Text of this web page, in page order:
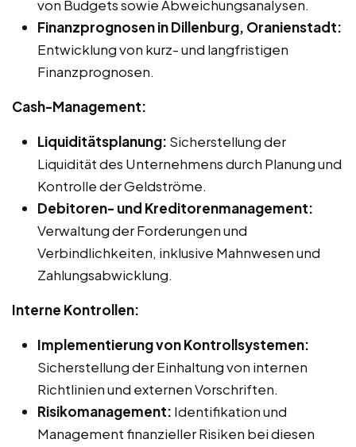
von Budgets sowie Abweichungsanalysen.
Finanzprognosen in Dillenburg, Oranienstadt:
Entwicklung von kurz- und langfristigen
Finanzprognosen.
Cash-Management:
Liquiditätsplanung: Sicherstellung der
Liquidität des Unternehmens durch Planung und
Kontrolle der Geldströme.
Debitoren- und Kreditorenmanagement:
Verwaltung der Forderungen und
Verbindlichkeiten, inklusive Mahnwesen und
Zahlungsabwicklung.
Interne Kontrollen:
Implementierung von Kontrollsystemen:
Sicherstellung der Einhaltung von internen
Richtlinien und externen Vorschriften.
Risikomanagement: Identifikation und
Management finanzieller Risiken bei diesen